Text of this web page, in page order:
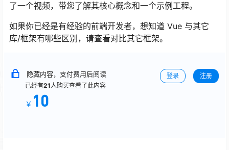
了一个视频，带您了解其核心概念和一个示例工程。
如果你已经是有经验的前端开发者，想知道 Vue 与其它
库/框架有哪些区别，请查看对比其它框架。
隐藏内容，支付费用后阅读
已经有21人购买查看了此内容
￥ 10
登录 注册